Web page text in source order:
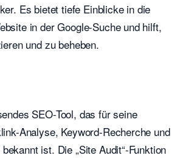
Es bietet tiefe Einblicke in die
in der Google-Suche und hilft,
und zu beheben.
SEO-Tool, das für seine
Analyse, Keyword-Recherche und
ist. Die „Site Audit“-Funktion